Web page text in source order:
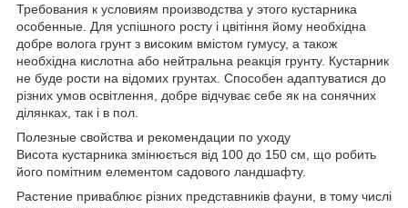
Требования к условиям производства у этого кустарника
особенные. Для успішного росту і цвітіння йому необхідна
добре волога грунт з високим вмістом гумусу, а також
необхідна кислотна або нейтральна реакція грунту. Кустарник
не буде рости на відомих грунтах. Способен адаптуватися до
різних умов освітлення, добре відчуває себе як на сонячних
ділянках, так і в пол.
Полезные свойства и рекомендации по уходу
Висота кустарника змінюється від 100 до 150 см, що робить
його помітним елементом садового ландшафту.
Растение приваблює різних представників фауни, в тому числі